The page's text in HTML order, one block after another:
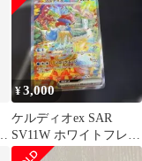
¥3,000
ケルディオex SAR
SV11W ホワイトフレア
169/086